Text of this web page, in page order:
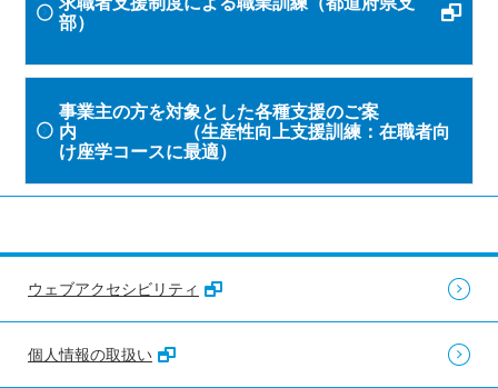
部）
事業主の方を対象とした各種支援のご案
内 （生産性向上支援訓練：在職者向
け座学コースに最適）
ウェブアクセシビリティ
個人情報の取扱い